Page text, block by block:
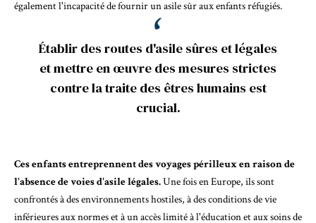
égalementl'incapacité de fournir un asile sûr aux enfants réfugiés.
Établir des routes d'asile sûres et légales
et mettre en œuvre des mesures strictes
contre la traite des êtres humains est
crucial.
Ces enfants entreprennent des voyages périlleux en raison de
l'absence de voies d'asile légales.Une fois en Europe, ils sont
confrontés à des environnements hostiles, à des conditions de vie
inférieures aux normes et à un accès limité à l'éducation et aux soins de